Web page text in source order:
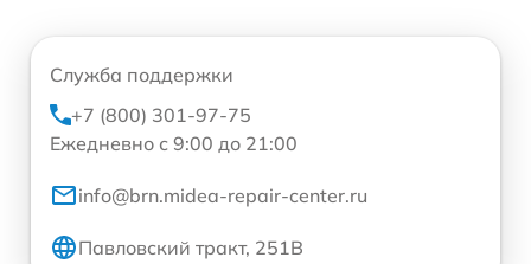
Служба поддержки
+7 (800) 301-97-75
Ежедневно с 9:00 до 21:00
info@brn.midea-repair-center.ru
Павловский тракт, 251В